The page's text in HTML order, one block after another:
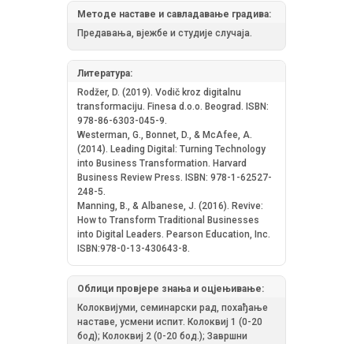
Методе наставе и савладавање градива:
Предавања, вјежбе и студије случаја.
Литература:
Rodžer, D. (2019). Vodič kroz digitalnu
transformaciju. Finesa d.o.o. Beograd. ISBN:
978-86-6303-045-9.
Westerman, G., Bonnet, D., & McAfee, A.
(2014). Leading Digital: Turning Technology
into Business Transformation. Harvard
Business Review Press. ISBN: 978-1-62527-
248-5.
Manning, B., & Albanese, J. (2016). Revive:
How to Transform Traditional Businesses
into Digital Leaders. Pearson Education, Inc.
ISBN:978-0-13-430643-8.
Облици провјере знања и оцјењивање:
Колоквијуми, семинарски рад, похађање
наставе, усмени испит. Колоквиј 1 (0-20
бод); Колоквиј 2 (0-20 бод.); Завршни